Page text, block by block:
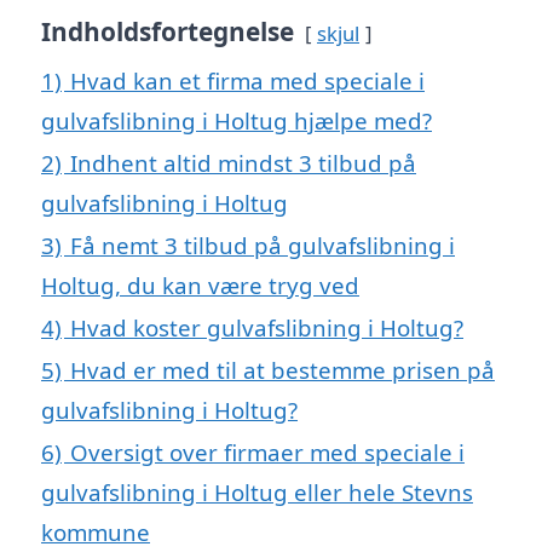
Indholdsfortegnelse skjul
1) Hvad kan et firma med speciale i
gulvafslibning i Holtug hjælpe med?
2) Indhent altid mindst 3 tilbud på
gulvafslibning i Holtug
3) Få nemt 3 tilbud på gulvafslibning i
Holtug, du kan være tryg ved
4) Hvad koster gulvafslibning i Holtug?
5) Hvad er med til at bestemme prisen på
gulvafslibning i Holtug?
6) Oversigt over firmaer med speciale i
gulvafslibning i Holtug eller hele Stevns
kommune